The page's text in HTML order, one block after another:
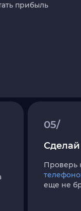
прибыль
05/
Проверь
еще не